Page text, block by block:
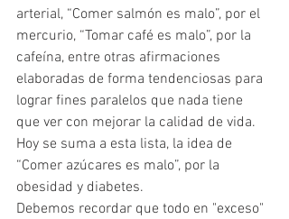
arterial, “Comer salmón es malo”, por el
mercurio, “Tomar café es malo”, por la
cafeína, entre otras afirmaciones
elaboradas de forma tendenciosas para
lograr fines paralelos que nada tiene
que ver con mejorar la calidad de vida.
Hoy se suma a esta lista, la idea de
“Comer azúcares es malo”, por la
obesidad y diabetes.
Debemos recordar que todo en "exceso"